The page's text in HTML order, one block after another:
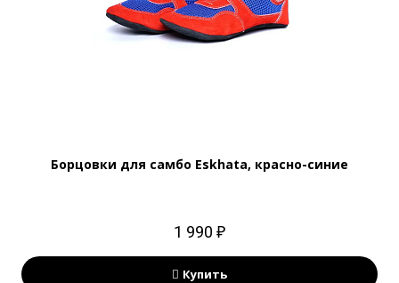
Борцовки для самбо Eskhata, красно-синие
1 990 ₽
Купить